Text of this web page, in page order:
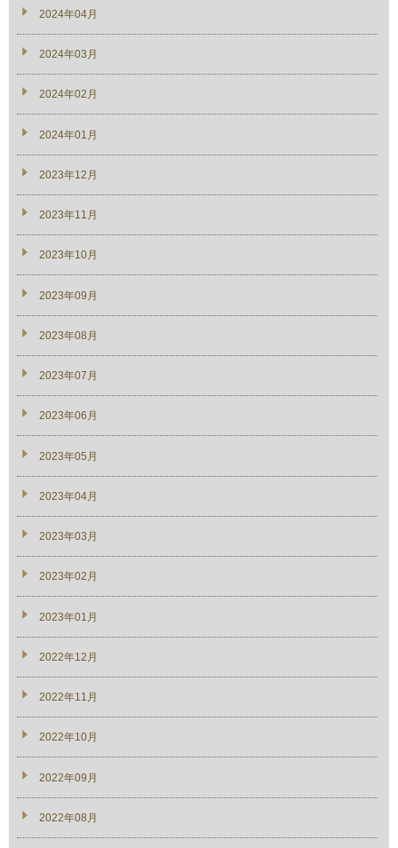
2024年04月
2024年03月
2024年02月
2024年01月
2023年12月
2023年11月
2023年10月
2023年09月
2023年08月
2023年07月
2023年06月
2023年05月
2023年04月
2023年03月
2023年02月
2023年01月
2022年12月
2022年11月
2022年10月
2022年09月
2022年08月